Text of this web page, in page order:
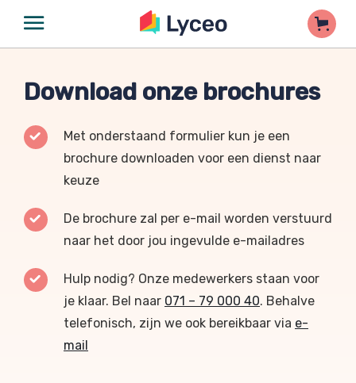
Download onze brochures
Met onderstaand formulier kun je een
brochure downloaden voor een dienst naar
keuze
De brochure zal per e-mail worden verstuurd
naar het door jou ingevulde e-mailadres
Hulp nodig? Onze medewerkers staan voor
je klaar. Bel naar 071 – 79 000 40. Behalve
telefonisch, zijn we ook bereikbaar via e-
mail